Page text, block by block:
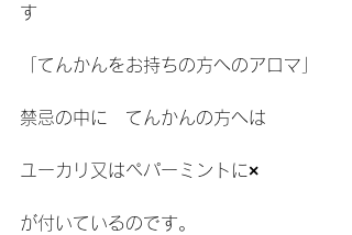
す
「てんかんをお持ちの方へのアロマ」
禁忌の中に　てんかんの方へは
ユーカリ又はペパーミントに×
が付いているのです。